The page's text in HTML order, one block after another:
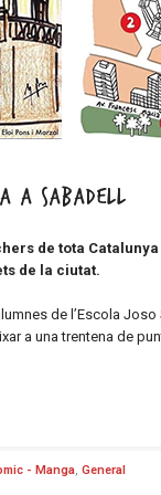
a Sabadell
de tota
de la ciutat.
de l’Escola
a una trentena de
- Manga General